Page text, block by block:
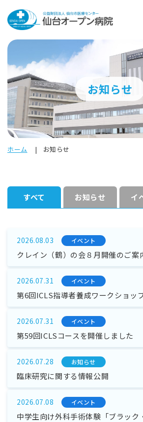
お知らせ
ホーム お知らせ
すべて お知らせ イ
2026.08.03 イベント
クレイン（鶴）の会８月開催のご案
2026.07.31 イベント
第6回ICLS指導者養成ワークショッ
2026.07.31 イベント
第59回ICLSコースを開催しました
2026.07.28 お知らせ
臨床研究に関する情報公開
2026.07.08 イベント
中学生向け外科手術体験「ブラック